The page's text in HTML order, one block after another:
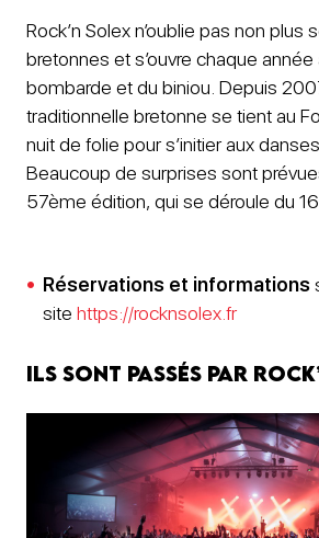
Rock’n Solex n’oublie pas non plus
bretonnes et s’ouvre chaque
bombarde et du biniou. Depuis
traditionnelle bretonne se tient au
nuit de folie pour s’initier aux
Beaucoup de surprises sont
57ème édition, qui se déroule du
Réservations et informations
site https://rocknsolex.fr
Ils sont passés par